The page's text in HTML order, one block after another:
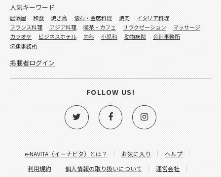
e-NAVITA（イーナビタ）とは？ お気に入り
ヘルプ
利用規約
個人情報の取り扱いについて 運営会社
人気キーワード
居酒屋 和食 焼き鳥 懐石・会席料理 焼肉
イタリア料理
フランス料理
アジア料理 喫茶・カフェ リラクゼーション
マッサージ
カラオケ
ビジネスホテル 内科 小児科 動物病院
会計事務所
法律事務所
掲載者ログイン
FOLLOW US!